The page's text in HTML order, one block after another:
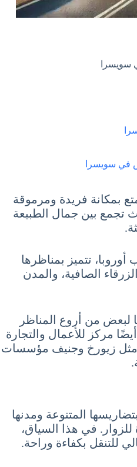
سويسرا
بمكانة فريدة ومرموقة
تجمع بين جمال الطبيعة
أوروبا، تتميز بمناظرها
الصافية، والمدن
من أروع المناظر
أيضًا مركز للأعمال والتجارة
مثل زيورخ وجنيف مؤسسات
المتنوعة ومدنها
للزوار. في هذا السياق،
للتنقل بكفاءة وراحة.